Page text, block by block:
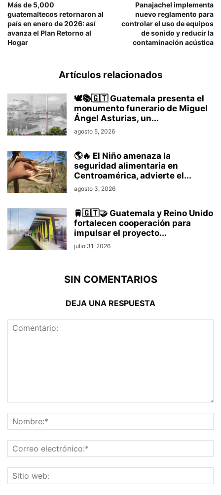
Más de 5,000
guatemaltecos retornaron al
país en enero de 2026: así
avanza el Plan Retorno al
Hogar
Panajachel implementa
nuevo reglamento para
controlar el uso de equipos
de sonido y reducir la
contaminación acústica
Artículos relacionados
🕊️📚🇬🇹 Guatemala presenta el
monumento funerario de Miguel
Ángel Asturias, un...
agosto 5, 2026
🌎🔥 El Niño amenaza la
seguridad alimentaria en
Centroamérica, advierte el...
agosto 3, 2026
🚆🇬🇹🤝 Guatemala y Reino Unido
fortalecen cooperación para
impulsar el proyecto...
julio 31, 2026
SIN COMENTARIOS
DEJA UNA RESPUESTA